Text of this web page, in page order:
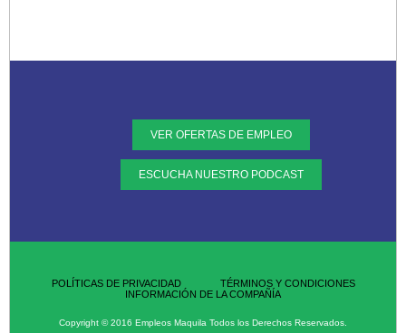
VER OFERTAS DE EMPLEO
ESCUCHA NUESTRO PODCAST
POLÍTICAS DE PRIVACIDAD
TÉRMINOS Y CONDICIONES
INFORMACIÓN DE LA COMPAÑÍA
Copyright © 2016 Empleos Maquila Todos los Derechos Reservados.